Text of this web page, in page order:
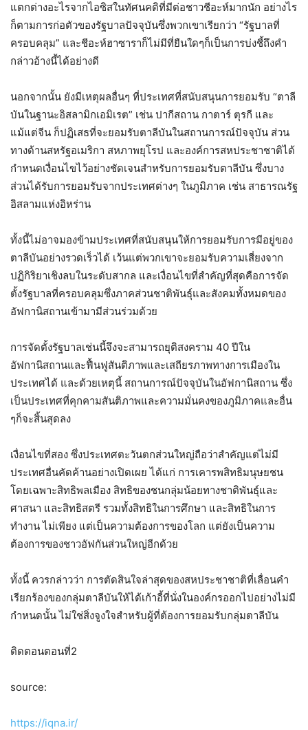
แตกต่างอะไรจากไอซิสในทัศนคติที่มีต่อชาวชีอะห์มากนัก อย่างไร
ก็ตามการก่อตัวของรัฐบาลปัจจุบันซึ่งพวกเขาเรียกว่า “รัฐบาลที่
ครอบคลุม” และชีอะห์ฮาซาราก็ไม่มีที่ยืนใดๆก็เป็นการบ่งชี้ถึงคำ
กล่าวอ้างนี้ได้อย่างดี
นอกจากนั้น ยังมีเหตุผลอื่นๆ ที่ประเทศที่สนับสนุนการยอมรับ “ตาลี
บันในฐานะอิสลามิกเอมิเรต” เช่น ปากีสถาน กาตาร์ ตุรกี และ
แม้แต่จีน ก็ปฏิเสธที่จะยอมรับตาลีบันในสถานการณ์ปัจจุบัน ส่วน
ทางด้านสหรัฐอเมริกา สหภาพยุโรป และองค์การสหประชาชาติได้
กำหนดเงื่อนไขไว้อย่างชัดเจนสำหรับการยอมรับตาลีบัน ซึ่งบาง
ส่วนได้รับการยอมรับจากประเทศต่างๆ ในภูมิภาค เช่น สาธารณรัฐ
อิสลามแห่งอิหร่าน
ทั้งนี้ไม่อาจมองข้ามประเทศที่สนับสนุนให้การยอมรับการมีอยู่ของ
ตาลีบันอย่างรวดเร็วได้ เว้นแต่พวกเขาจะยอมรับความเสี่ยงจาก
ปฏิกิริยาเชิงลบในระดับสากล และเงื่อนไขที่สำคัญที่สุดคือการจัด
ตั้งรัฐบาลที่ครอบคลุมซึ่งภาคส่วนชาติพันธุ์และสังคมทั้งหมดของ
อัฟกานิสถานเข้ามามีส่วนร่วมด้วย
การจัดตั้งรัฐบาลเช่นนี้จึงจะสามารถยุติสงคราม 40 ปีใน
อัฟกานิสถานและฟื้นฟูสันติภาพและเสถียรภาพทางการเมืองใน
ประเทศได้ และด้วยเหตุนี้ สถานการณ์ปัจจุบันในอัฟกานิสถาน ซึ่ง
เป็นประเทศที่คุกคามสันติภาพและความมั่นคงของภูมิภาคและอื่น
ๆก็จะสิ้นสุดลง
เงื่อนไขที่สอง ซึ่งประเทศตะวันตกส่วนใหญ่ถือว่าสำคัญแต่ไม่มี
ประเทศอื่นคัดค้านอย่างเปิดเผย ได้แก่ การเคารพสิทธิมนุษยชน
โดยเฉพาะสิทธิพลเมือง สิทธิของชนกลุ่มน้อยทางชาติพันธุ์และ
ศาสนา และสิทธิสตรี รวมทั้งสิทธิในการศึกษา และสิทธิในการ
ทำงาน ไม่เพียง แต่เป็นความต้องการของโลก แต่ยังเป็นความ
ต้องการของชาวอัฟกันส่วนใหญ่อีกด้วย
ทั้งนี้ ควรกล่าวว่า การตัดสินใจล่าสุดของสหประชาชาติที่เลื่อนคำ
เรียกร้องของกลุ่มตาลีบันให้ได้เก้าอี้ที่นั่งในองค์กรออกไปอย่างไม่มี
กำหนดนั้น ไม่ใช่สิ่งจูงใจสำหรับผู้ที่ต้องการยอมรับกลุ่มตาลีบัน
ติดตอนตอนที่2
source:
https://iqna.ir/